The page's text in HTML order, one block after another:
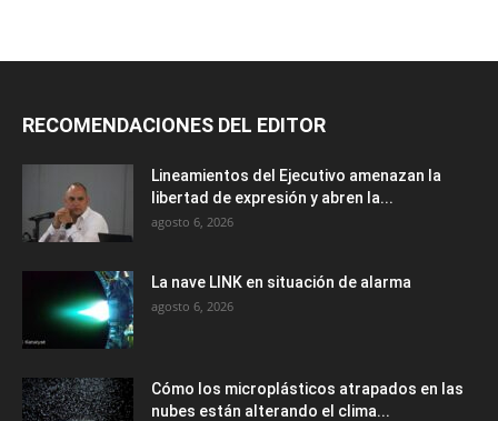
RECOMENDACIONES DEL EDITOR
Lineamientos del Ejecutivo amenazan la
libertad de expresión y abren la...
agosto 6, 2026
La nave LINK en situación de alarma
agosto 6, 2026
Cómo los microplásticos atrapados en las
nubes están alterando el clima...